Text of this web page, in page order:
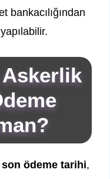
bankacılığından
ödeme tarihi,